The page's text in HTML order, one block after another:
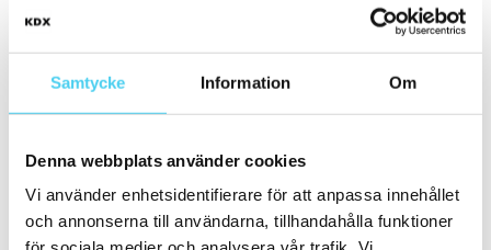
Samtycke Information Om
Denna webbplats använder cookies
Vi använder enhetsidentifierare för att anpassa innehållet
och annonserna till användarna, tillhandahålla funktioner
20x20 cm(22)
20x10 cm(4)
20x30 cm(1)
ca 20x60 cm(2)
20x58 cm(1)
20x60 cm